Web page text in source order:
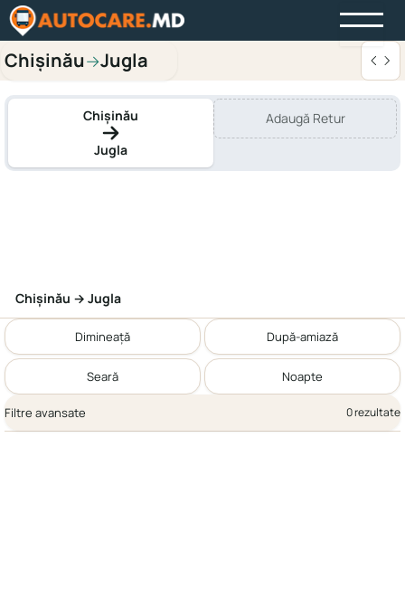
Chișinău→Jugla
Chișinău
Jugla
Adaugă Retur
Chișinău → Jugla
Dimineață După-amiază
Seară Noapte
Filtre avansate 0 rezultate